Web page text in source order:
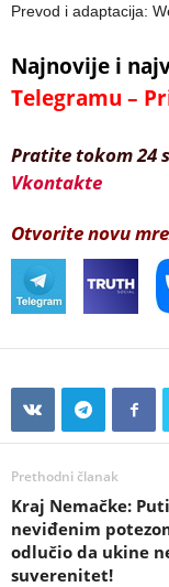
Prevod i adaptacija:
Najnovije i
Telegramu –
Pratite tokom 24
Vkontakte
Otvorite novu
Prethodni članak
Kraj Nemačke:
neviđenim
odlučio da ukine
suverenitet!